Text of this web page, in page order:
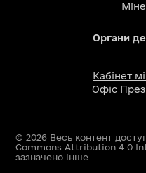
Органи
Кабінет
Офіс
© 2026 Весь контент
Commons Attribution 4.0
зазначено інше